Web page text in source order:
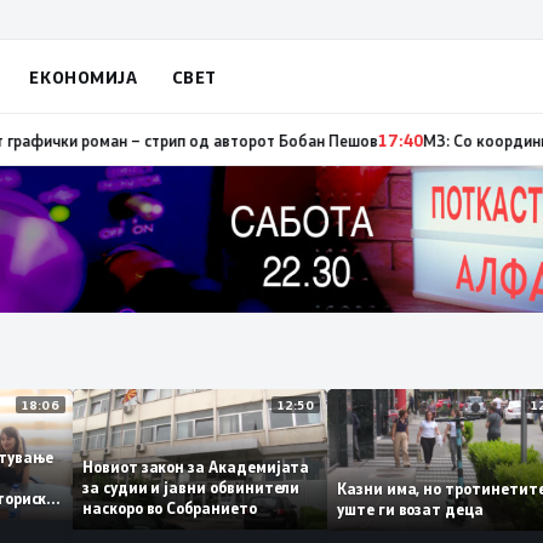
ЕКОНОМИЈА СВЕТ
кои три се активни – изгаснат пожарот кај село Чифлик17:41
18:06
историски
12:50
Новиот закон за Академијата
за судии и јавни обвинители
наскоро во Собранието
Казни има, но
уште ги возат деца